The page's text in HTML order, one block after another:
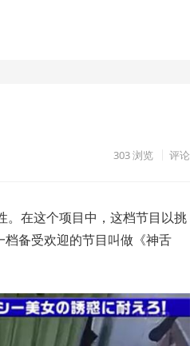
303浏览 评论
。在这个项目中，这档节目以挑
备受欢迎的节目叫做《神舌